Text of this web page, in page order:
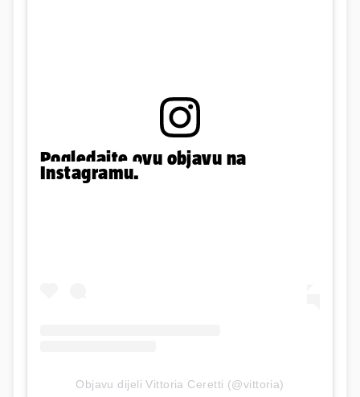
Pogledajte ovu objavu na
Instagramu.
Objavu dijeli Vittoria Ceretti (@vittoria)